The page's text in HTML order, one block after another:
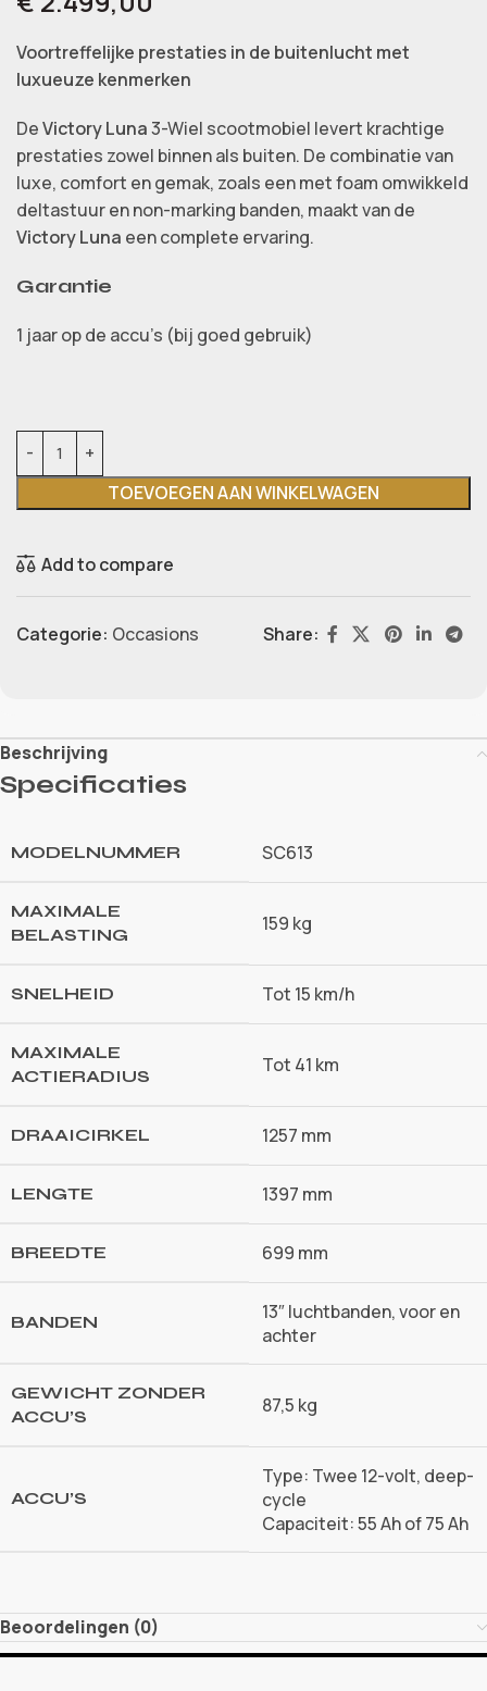
Voortreffelijke prestaties in de buitenlucht met
luxueuze kenmerken
DeVictory Luna3-Wiel scootmobiel levert krachtige
prestaties zowel binnen als buiten. De combinatie van
luxe, comfort en gemak, zoals een met foam omwikkeld
deltastuur en non-marking banden, maakt van de
Victory Luna een complete ervaring.
Garantie
1 jaar op de accu’s (bij goed gebruik)
TOEVOEGEN AAN WINKELWAGEN
Add to compare
Categorie: Occasions Share:
Beschrijving
Specificaties
MODELNUMMER SC613
MAXIMALE
BELASTING
159 kg
SNELHEID Tot 15 km/h
MAXIMALE
ACTIERADIUS
Tot 41 km
DRAAICIRKEL 1257 mm
LENGTE 1397 mm
BREEDTE 699 mm
BANDEN
13″ luchtbanden, voor en
achter
GEWICHT ZONDER
ACCU’S
87,5 kg
ACCU’S
Type: Twee 12-volt, deep-
cycle
Capaciteit: 55 Ah of 75 Ah
Beoordelingen (0)